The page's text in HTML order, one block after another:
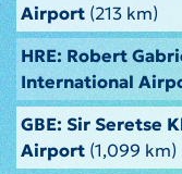
Airport (213 km)
HRE: Robert
International
GBE: Sir Seretse
Airport (1,099 km)